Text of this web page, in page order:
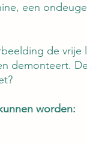
een
de vrije
demonteert.
worden: